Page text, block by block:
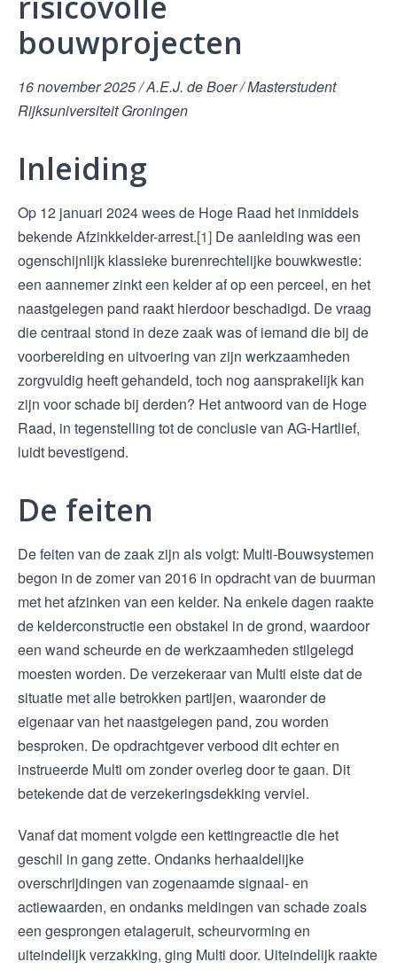
bouwprojecten
16 november 2025 / A.E.J. de Boer / Masterstudent
Rijksuniversiteit Groningen
Inleiding
Op 12 januari 2024 wees de Hoge Raad het inmiddels
bekende Afzinkkelder-arrest.[1] De aanleiding was een
ogenschijnlijk klassieke burenrechtelijke bouwkwestie:
een aannemer zinkt een kelder af op een perceel, en het
naastgelegen pand raakt hierdoor beschadigd. De vraag
die centraal stond in deze zaak was of iemand die bij de
voorbereiding en uitvoering van zijn werkzaamheden
zorgvuldig heeft gehandeld, toch nog aansprakelijk kan
zijn voor schade bij derden? Het antwoord van de Hoge
Raad, in tegenstelling tot de conclusie van AG-Hartlief,
luidt bevestigend.
De feiten
De feiten van de zaak zijn als volgt: Multi-Bouwsystemen
begon in de zomer van 2016 in opdracht van de buurman
met het afzinken van een kelder. Na enkele dagen raakte
de kelderconstructie een obstakel in de grond, waardoor
een wand scheurde en de werkzaamheden stilgelegd
moesten worden. De verzekeraar van Multi eiste dat de
situatie met alle betrokken partijen, waaronder de
eigenaar van het naastgelegen pand, zou worden
besproken. De opdrachtgever verbood dit echter en
instrueerde Multi om zonder overleg door te gaan. Dit
betekende dat de verzekeringsdekking verviel.
Vanaf dat moment volgde een kettingreactie die het
geschil in gang zette. Ondanks herhaaldelijke
overschrijdingen van zogenaamde signaal- en
actiewaarden, en ondanks meldingen van schade zoals
een gesprongen etalageruit, scheurvorming en
uiteindelijk verzakking, ging Multi door. Uiteindelijk raakte